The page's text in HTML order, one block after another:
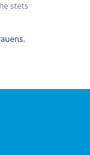
stets